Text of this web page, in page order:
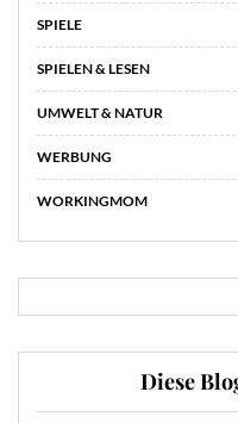
SPIELE
SPIELEN & LESEN
UMWELT & NATUR
WERBUNG
WORKINGMOM
Diese